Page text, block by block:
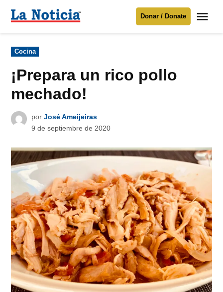
Para mantenerte informado necesitamos
contenido
Noticia
Donar / Donate
Publicado
en
Cocina
¡Prepara un rico pollo
mechado!
por José Ameijeiras
9 de septiembre de 2020